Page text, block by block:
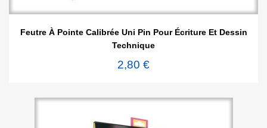
Feutre À Pointe Calibrée Uni Pin Pour Écriture Et Dessin
Technique
2,80 €